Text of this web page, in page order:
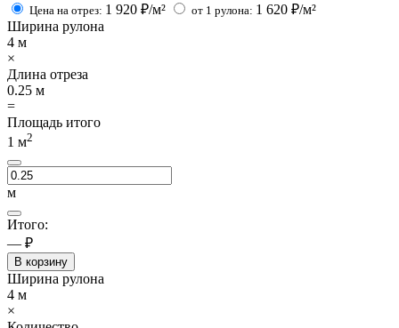
Цена на отрез: 1 920 ₽/м² от 1 рулона: 1 620 ₽/м²
Ширина рулона
4 м
×
Длина отреза
0.25 м
=
Площадь итого
1 м2
м
Итого:
— ₽
В корзину
Ширина рулона
4 м
×